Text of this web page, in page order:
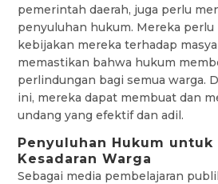
pemerintah daerah, juga perlu
penyuluhan hukum. Mereka perlu
kebijakan mereka terhadap
memastikan bahwa hukum
perlindungan bagi semua warga.
ini, mereka dapat membuat dan
undang yang efektif dan adil.
Penyuluhan Hukum
Kesadaran Warga
Sebagai media pembelajaran